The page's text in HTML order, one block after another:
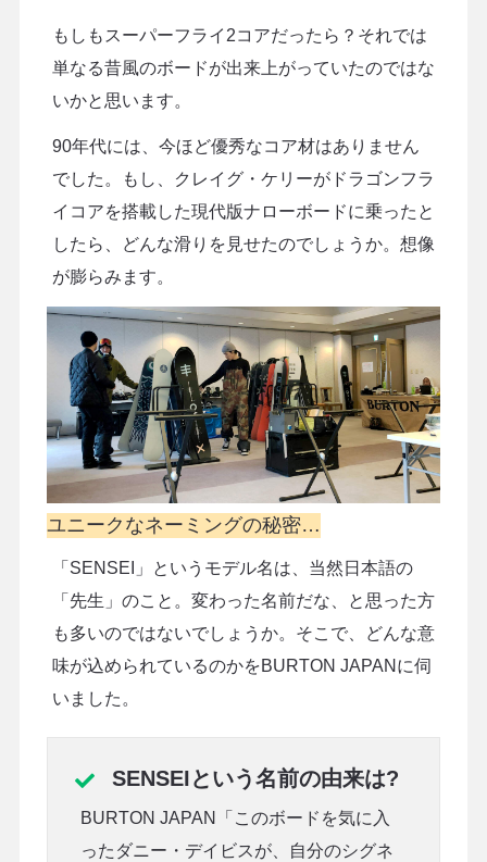
もしもスーパーフライ2コアだったら？それでは
単なる昔風のボードが出来上がっていたのではな
いかと思います。
90年代には、今ほど優秀なコア材はありません
でした。もし、クレイグ・ケリーがドラゴンフラ
イコアを搭載した現代版ナローボードに乗ったと
したら、どんな滑りを見せたのでしょうか。想像
が膨らみます。
ユニークなネーミングの秘密…
「SENSEI」というモデル名は、当然日本語の
「先生」のこと。変わった名前だな、と思った方
も多いのではないでしょうか。そこで、どんな意
味が込められているのかをBURTON JAPANに伺
いました。
SENSEIという名前の由来は?
BURTON JAPAN「このボードを気に入
ったダニー・デイビスが、自分のシグネ